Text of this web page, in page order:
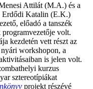
Attilát (M.A.) és a
Erdődi Katalin (E.K.)
előadó a tanszék
volt.
kezdetén vett részt az
workshopon, a
is jelen volt.
kurzus
sztereotípiákat
projekt részévé